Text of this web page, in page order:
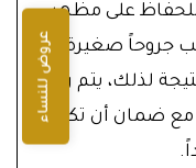
عروض للنساء
على مظهر
جروحاً صغيرة على
لذلك، يتم رفع
مع ضمان أن تكون